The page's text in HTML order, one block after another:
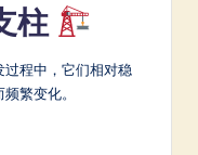
柱
程中，它们相对稳
繁变化。